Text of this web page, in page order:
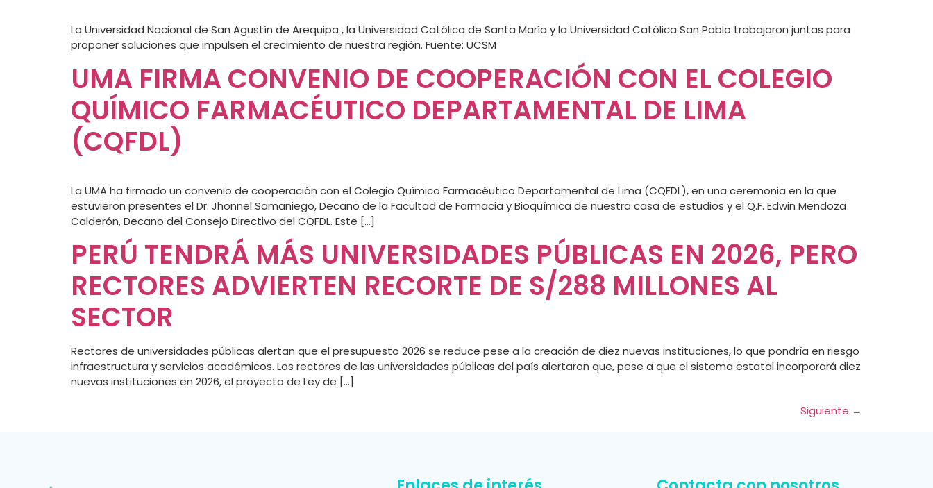
La Universidad Nacional de San Agustín de Arequipa , la Universidad Católica de Santa María y la Universidad Católica San Pablo trabajaron juntas para
proponer soluciones que impulsen el crecimiento de nuestra región. Fuente: UCSM
UMA FIRMA CONVENIO DE COOPERACIÓN CON EL COLEGIO
QUÍMICO FARMACÉUTICO DEPARTAMENTAL DE LIMA
(CQFDL)
La UMA ha firmado un convenio de cooperación con el Colegio Químico Farmacéutico Departamental de Lima (CQFDL), en una ceremonia en la que
estuvieron presentes el Dr. Jhonnel Samaniego, Decano de la Facultad de Farmacia y Bioquímica de nuestra casa de estudios y el Q.F. Edwin Mendoza
Calderón, Decano del Consejo Directivo del CQFDL. Este […]
PERÚ TENDRÁ MÁS UNIVERSIDADES PÚBLICAS EN 2026, PERO
RECTORES ADVIERTEN RECORTE DE S/288 MILLONES AL
SECTOR
Rectores de universidades públicas alertan que el presupuesto 2026 se reduce pese a la creación de diez nuevas instituciones, lo que pondría en riesgo
infraestructura y servicios académicos. Los rectores de las universidades públicas del país alertaron que, pese a que el sistema estatal incorporará diez
nuevas instituciones en 2026, el proyecto de Ley de […]
Siguiente →